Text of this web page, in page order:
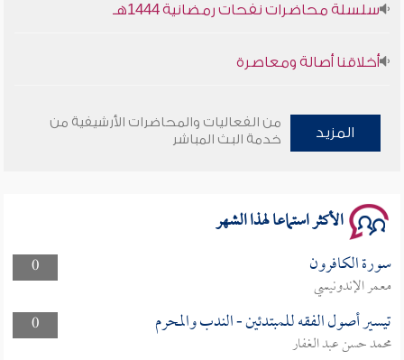
سلسلة محاضرات نفحات رمضانية 1444هـ
المزيد
من الفعاليات والمحاضرات الأرشيفية من
خدمة البث المباشر
الأكثر استماعا لهذا الشهر
0 سورة الكافرون
معمر الإندونيسي
0
تيسير أصول الفقه للمبتدئين - الندب والمحرم
محمد حسن عبد الغفار